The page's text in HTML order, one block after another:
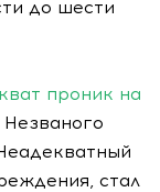
до шести
проник на
Незваного
стал